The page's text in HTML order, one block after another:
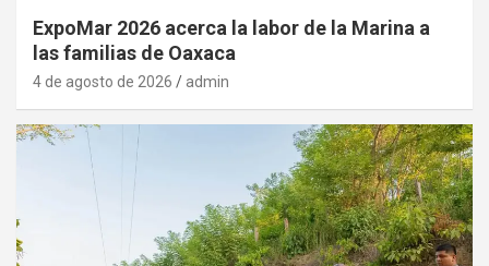
ExpoMar 2026 acerca la labor de la Marina a
las familias de Oaxaca
4 de agosto de 2026 admin